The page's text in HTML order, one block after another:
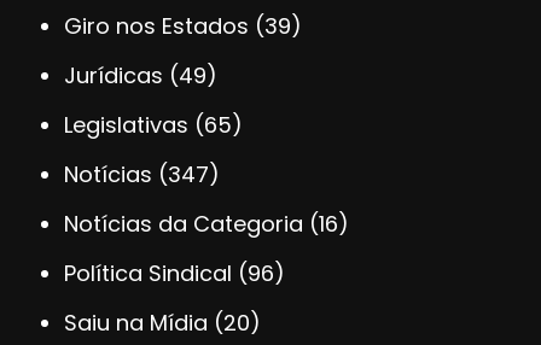
Giro nos Estados (39)
Jurídicas (49)
Legislativas (65)
Notícias (347)
Notícias da Categoria (16)
Política Sindical (96)
Saiu na Mídia (20)